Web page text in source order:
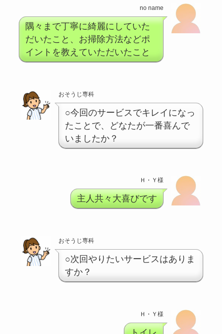
no name
隅々まで丁寧に綺麗にしていた
だいたこと、お掃除方法などポ
イントを教えていただいたこと
おそうじ専科
○今回のサービスでキレイになっ
たことで、どなたが一番喜んで
いましたか？
Ｈ・Ｙ様
主人共々大喜びです
おそうじ専科
○次回やりたいサービスはありま
すか？
Ｈ・Ｙ様